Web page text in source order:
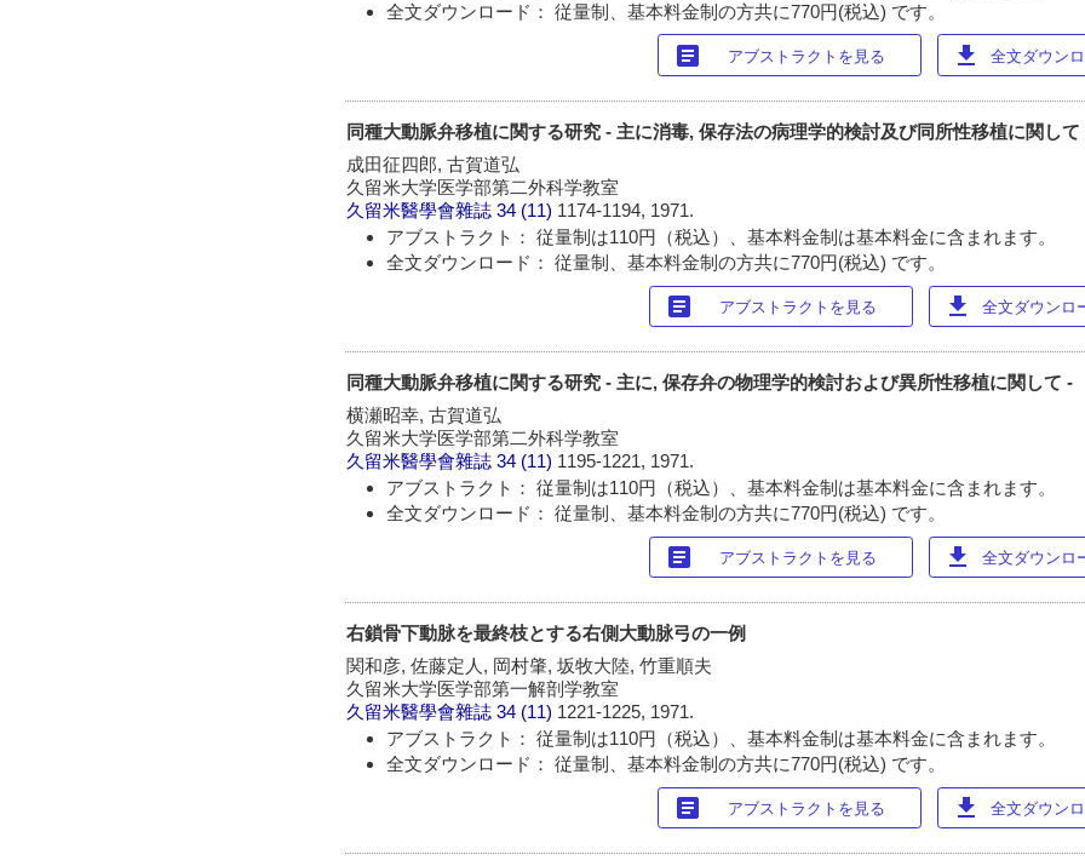
全文ダウンロード： 従量制、基本料金制の方共に770円(税込) です。
article アブストラクトを見る download 全文ダウン
同種大動脈弁移植に関する研究 - 主に消毒, 保存法の病理学的検討及び同所性移植に関して
成田征四郎, 古賀道弘
久留米大学医学部第二外科学教室
久留米醫學會雜誌 34 (11) 1174-1194, 1971.
アブストラクト： 従量制は110円（税込）、基本料金制は基本料金に含まれます。
全文ダウンロード： 従量制、基本料金制の方共に770円(税込) です。
article アブストラクトを見る download 全文ダウンロ
同種大動脈弁移植に関する研究 - 主に, 保存弁の物理学的検討および異所性移植に関して -
横瀬昭幸, 古賀道弘
久留米大学医学部第二外科学教室
久留米醫學會雜誌 34 (11) 1195-1221, 1971.
アブストラクト： 従量制は110円（税込）、基本料金制は基本料金に含まれます。
全文ダウンロード： 従量制、基本料金制の方共に770円(税込) です。
article アブストラクトを見る download 全文ダウンロ
右鎖骨下動脉を最終枝とする右側大動脉弓の一例
関和彦, 佐藤定人, 岡村肇, 坂牧大陸, 竹重順夫
久留米大学医学部第一解剖学教室
久留米醫學會雜誌 34 (11) 1221-1225, 1971.
アブストラクト： 従量制は110円（税込）、基本料金制は基本料金に含まれます。
全文ダウンロード： 従量制、基本料金制の方共に770円(税込) です。
article アブストラクトを見る download 全文ダウン